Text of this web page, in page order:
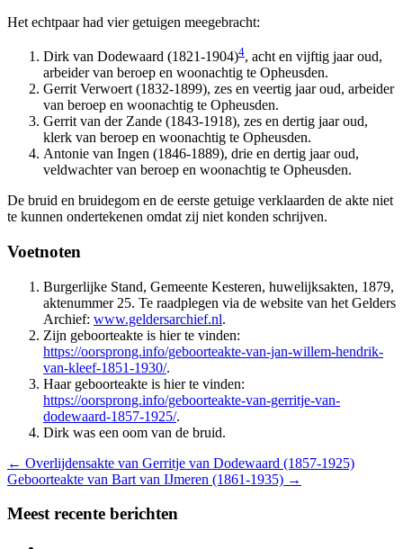
Het echtpaar had vier getuigen meegebracht:
Dirk van Dodewaard (1821-1904)4, acht en vijftig jaar oud,
arbeider van beroep en woonachtig te Opheusden.
Gerrit Verwoert (1832-1899), zes en veertig jaar oud, arbeider
van beroep en woonachtig te Opheusden.
Gerrit van der Zande (1843-1918), zes en dertig jaar oud,
klerk van beroep en woonachtig te Opheusden.
Antonie van Ingen (1846-1889), drie en dertig jaar oud,
veldwachter van beroep en woonachtig te Opheusden.
De bruid en bruidegom en de eerste getuige verklaarden de akte niet
te kunnen ondertekenen omdat zij niet konden schrijven.
Voetnoten
Burgerlijke Stand, Gemeente Kesteren, huwelijksakten, 1879,
aktenummer 25. Te raadplegen via de website van het Gelders
Archief: www.geldersarchief.nl.
Zijn geboorteakte is hier te vinden:
https://oorsprong.info/geboorteakte-van-jan-willem-hendrik-
van-kleef-1851-1930/.
Haar geboorteakte is hier te vinden:
https://oorsprong.info/geboorteakte-van-gerritje-van-
dodewaard-1857-1925/.
Dirk was een oom van de bruid.
← Overlijdensakte van Gerritje van Dodewaard (1857-1925)
Geboorteakte van Bart van IJmeren (1861-1935) →
Meest recente berichten